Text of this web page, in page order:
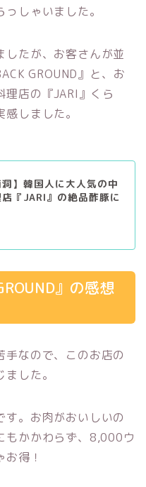
しゃいました。
したが、お客さんが並
GROUND』と、お
店の『JARI』くら
しました。
洞】韓国人に大人気の中
『JARI』の絶品酢豚に
』の感想
手なので、このお店の
した。
す。お肉がおいしいの
もかかわらず、8,000ウ
得！